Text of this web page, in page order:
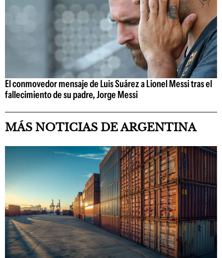
El conmovedor mensaje de Luis Suárez a Lionel Messi tras el
fallecimiento de su padre, Jorge Messi
MÁS NOTICIAS DE ARGENTINA